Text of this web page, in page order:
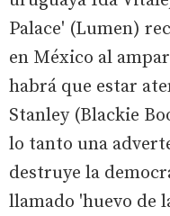
Palace' (Lumen)
en México al
habrá que estar
Stanley (Blackie
lo tanto una
destruye la
llamado 'huevo de